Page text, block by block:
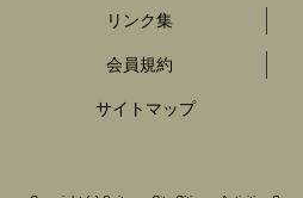
リンク集
会員規約
サイトマップ